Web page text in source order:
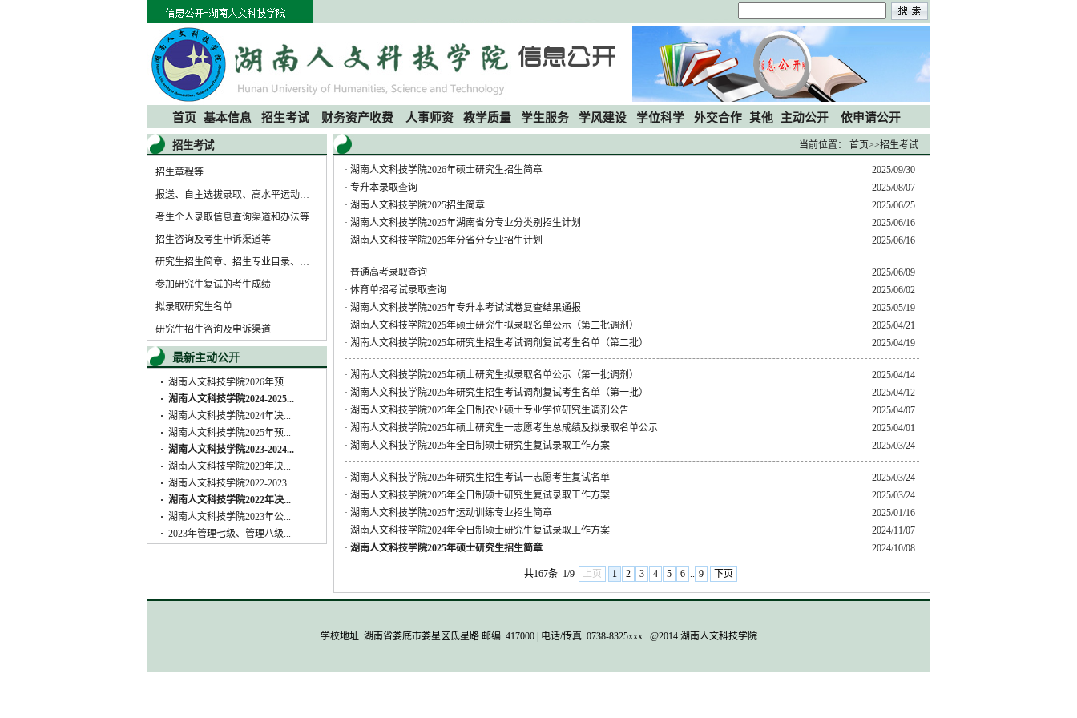
首页 基本信息 招生考试 财务资产收费 人事师资 教学质量 学生服务 学风建设 学位科学 外交合作 其他 主动公开 依申请公开
招生考试
招生章程等
报送、自主选拔录取、高水平运动员招生等
考生个人录取信息查询渠道和办法等
招生咨询及考生申诉渠道等
研究生招生简章、招生专业目录、复试录取办法等
参加研究生复试的考生成绩
拟录取研究生名单
研究生招生咨询及申诉渠道
最新主动公开
· 湖南人文科技学院2026年预...
· 湖南人文科技学院2024-2025...
· 湖南人文科技学院2024年决...
· 湖南人文科技学院2025年预...
· 湖南人文科技学院2023-2024...
· 湖南人文科技学院2023年决...
· 湖南人文科技学院2022-2023...
· 湖南人文科技学院2022年决...
· 湖南人文科技学院2023年公...
· 2023年管理七级、管理八级...
当前位置： 首页>>招生考试
· 湖南人文科技学院2026年硕士研究生招生简章
2025/09/30
· 专升本录取查询
2025/08/07
· 湖南人文科技学院2025招生简章
2025/06/25
· 湖南人文科技学院2025年湖南省分专业分类别招生计划
2025/06/16
· 湖南人文科技学院2025年分省分专业招生计划 2025/06/16
· 普通高考录取查询
2025/06/09
· 体育单招考试录取查询
2025/06/02
· 湖南人文科技学院2025年专升本考试试卷复查结果通报
2025/05/19
· 湖南人文科技学院2025年硕士研究生拟录取名单公示（第二批调剂）
2025/04/21
· 湖南人文科技学院2025年研究生招生考试调剂复试考生名单（第二批） 2025/04/19
· 湖南人文科技学院2025年硕士研究生拟录取名单公示（第一批调剂）
2025/04/14
· 湖南人文科技学院2025年研究生招生考试调剂复试考生名单（第一批）
2025/04/12
· 湖南人文科技学院2025年全日制农业硕士专业学位研究生调剂公告
2025/04/07
· 湖南人文科技学院2025年硕士研究生一志愿考生总成绩及拟录取名单公示
2025/04/01
· 湖南人文科技学院2025年全日制硕士研究生复试录取工作方案 2025/03/24
· 湖南人文科技学院2025年研究生招生考试一志愿考生复试名单
2025/03/24
· 湖南人文科技学院2025年全日制硕士研究生复试录取工作方案
2025/03/24
· 湖南人文科技学院2025年运动训练专业招生简章
2025/01/16
· 湖南人文科技学院2024年全日制硕士研究生复试录取工作方案
2024/11/07
· 湖南人文科技学院2025年硕士研究生招生简章 2024/10/08
共167条 1/9 上页 1 2 3 4 5 6 .. 9 下页
学校地址: 湖南省娄底市娄星区氐星路 邮编: 417000 | 电话/传真: 0738-8325xxx @2014 湖南人文科技学院